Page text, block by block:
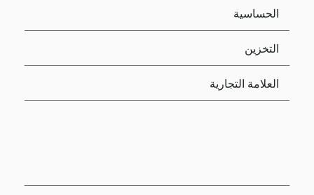
الحساسية
التخزين
العلامة التجارية